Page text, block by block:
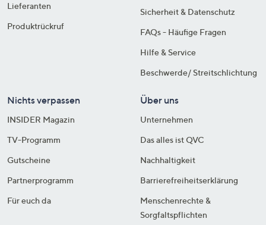
Lieferanten
Produktrückruf
Sicherheit & Datenschutz
FAQs - Häufige Fragen
Hilfe & Service
Beschwerde/ Streitschlichtung
Nichts verpassen
INSIDER Magazin
TV-Programm
Gutscheine
Partnerprogramm
Für euch da
Über uns
Unternehmen
Das alles ist QVC
Nachhaltigkeit
Barrierefreiheitserklärung
Menschenrechte &
Sorgfaltspflichten